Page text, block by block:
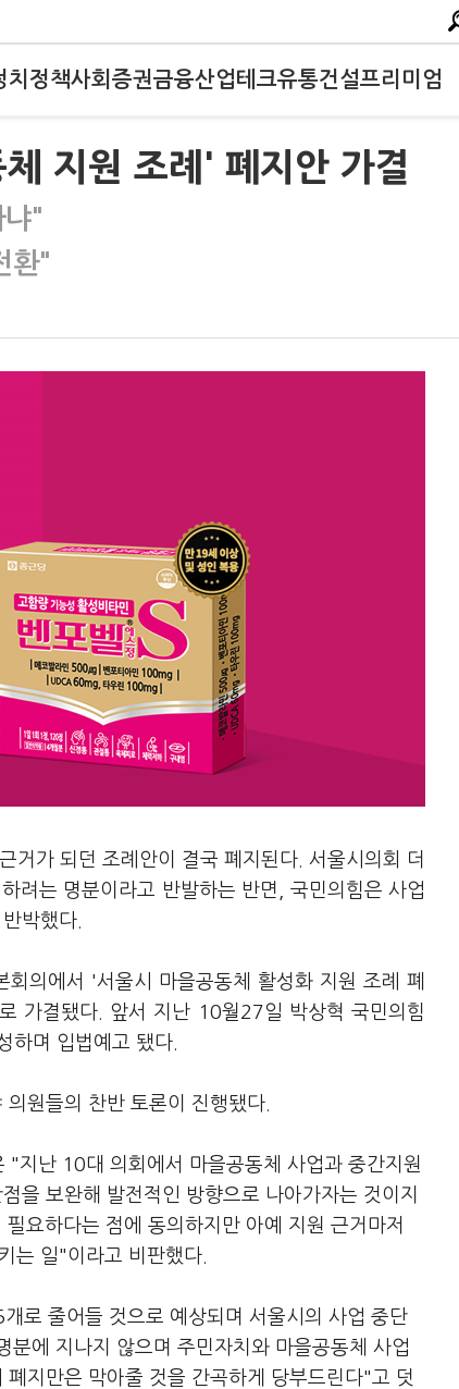
치 정책사회 증권금융산업테크유통건설프리미엄
지원 조례' 폐지안 가결
냐"
환"
거가 되던 조례안이 결국 폐지된다. 서울시의회 더
려는 명분이라고 반발하는 반면, 국민의힘은 사업
박했다.
의에서 '서울시 마을공동체 활성화 지원 조례 폐
가결됐다. 앞서 지난 10월27일 박상혁 국민의힘
하며 입법예고 됐다.
원들의 찬반 토론이 진행됐다.
지난 10대 의회에서 마을공동체 사업과 중간지원
을 보완해 발전적인 방향으로 나아가자는 것이지
요하다는 점에 동의하지만 아예 지원 근거마저
는 일"이라고 비판했다.
로 줄어들 것으로 예상되며 서울시의 사업 중단
에 지나지 않으며 주민자치와 마을공동체 사업
지만은 막아줄 것을 간곡하게 당부드린다"고 덧